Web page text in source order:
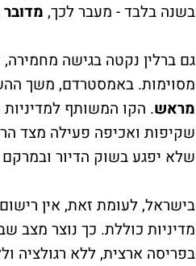
בשנה בלבד - מעבר לכך,
גם ברלין נקטה בגישה
מסוימות. באמסטרדם, משך ההשכרה
מראש. הקו המשותף
שקיפות ואכיפה פעילה מצד
שלא יפגע בשוק הדיור ובמרקם
בישראל, לעומת זאת, אין
מדיניות כוללת. כך נוצר מצב
בפריסה ארצית, ללא רגולציה